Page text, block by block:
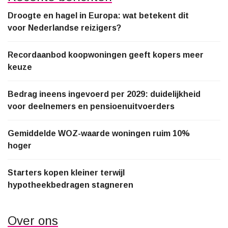
Droogte en hagel in Europa: wat betekent dit
voor Nederlandse reizigers?
Recordaanbod koopwoningen geeft kopers meer
keuze
Bedrag ineens ingevoerd per 2029: duidelijkheid
voor deelnemers en pensioenuitvoerders
Gemiddelde WOZ-waarde woningen ruim 10%
hoger
Starters kopen kleiner terwijl
hypotheekbedragen stagneren
Over ons